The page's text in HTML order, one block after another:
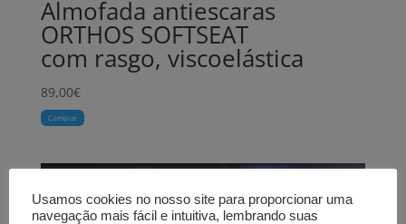
Almofada antiescaras
ORTHOS SOFTSEAT
com rasgo, viscoelástica
89,00€
Comprar
Usamos cookies no nosso site para proporcionar uma
navegação mais fácil e intuitiva, lembrando suas